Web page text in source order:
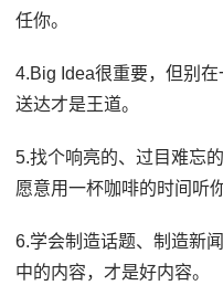
任你。
4.Big Idea很重要，但别
送达才是王道。
5.找个响亮的、过目难忘
愿意用一杯咖啡的时间听
6.学会制造话题、制造新
中的内容，才是好内容。